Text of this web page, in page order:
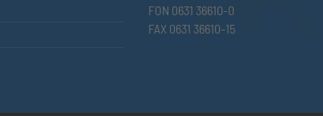
FON 0631 36610-0
FAX 0631 36610-15